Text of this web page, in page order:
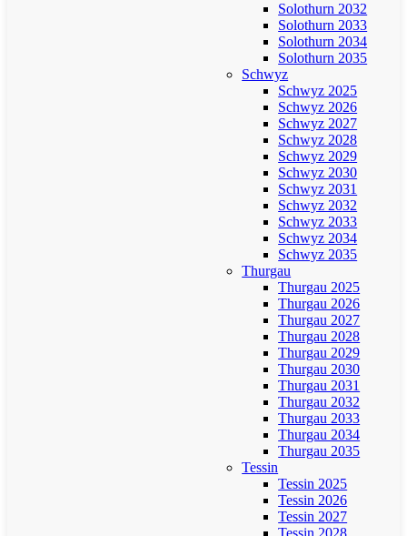
Solothurn 2032
Solothurn 2033
Solothurn 2034
Solothurn 2035
Schwyz
Schwyz 2025
Schwyz 2026
Schwyz 2027
Schwyz 2028
Schwyz 2029
Schwyz 2030
Schwyz 2031
Schwyz 2032
Schwyz 2033
Schwyz 2034
Schwyz 2035
Thurgau
Thurgau 2025
Thurgau 2026
Thurgau 2027
Thurgau 2028
Thurgau 2029
Thurgau 2030
Thurgau 2031
Thurgau 2032
Thurgau 2033
Thurgau 2034
Thurgau 2035
Tessin
Tessin 2025
Tessin 2026
Tessin 2027
Tessin 2028